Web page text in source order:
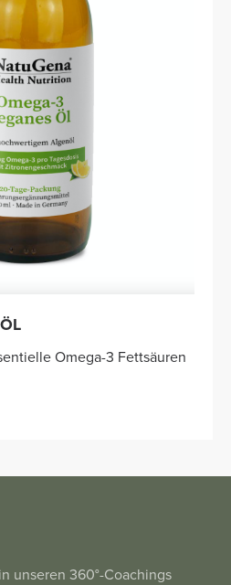
Omega-3 Fettsäuren
unseren 360°-Coachings